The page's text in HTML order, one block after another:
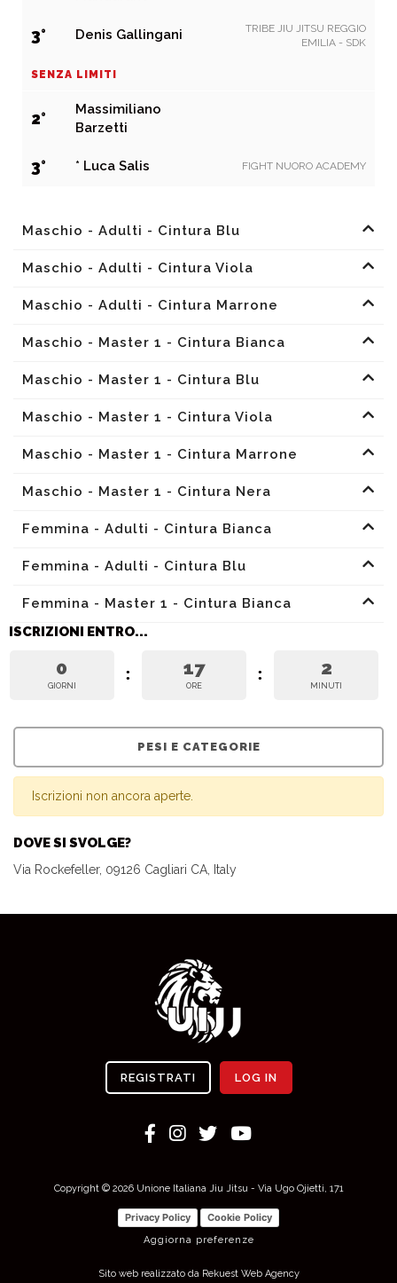
3° Denis Gallingani
TRIBE JIU JITSU REGGIO
EMILIA - SDK
SENZA LIMITI
2°
Massimiliano
Barzetti
3° * Luca Salis FIGHT NUORO ACADEMY
Maschio - Adulti - Cintura Blu
Maschio - Adulti - Cintura Viola
Maschio - Adulti - Cintura Marrone
Maschio - Master 1 - Cintura Bianca
Maschio - Master 1 - Cintura Blu
Maschio - Master 1 - Cintura Viola
Maschio - Master 1 - Cintura Marrone
Maschio - Master 1 - Cintura Nera
Femmina - Adulti - Cintura Bianca
Femmina - Adulti - Cintura Blu
Femmina - Master 1 - Cintura Bianca
ISCRIZIONI ENTRO...
0
GIORNI
17
ORE
2
MINUTI
PESI E CATEGORIE
Iscrizioni non ancora aperte.
DOVE SI SVOLGE?
Via Rockefeller, 09126 Cagliari CA, Italy
REGISTRATI LOG IN
Copyright © 2026 Unione Italiana Jiu Jitsu - Via Ugo Ojietti, 171
Privacy Policy Cookie Policy
Aggiorna preferenze
Sito web realizzato da Rekuest Web Agency